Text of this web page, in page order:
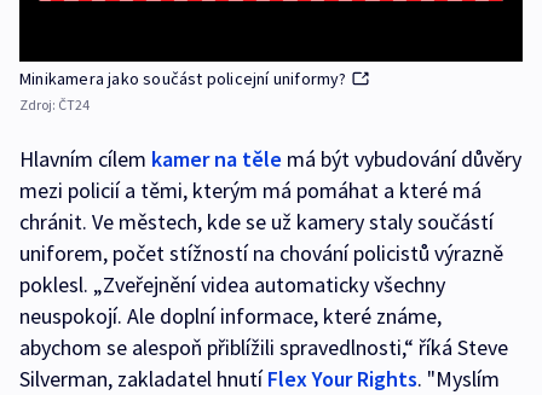
Minikamera jako součást policejní uniformy?
Zdroj: ČT24
Hlavním cílem kamer na těle má být vybudování důvěry
mezi policií a těmi, kterým má pomáhat a které má
chránit. Ve městech, kde se už kamery staly součástí
uniforem, počet stížností na chování policistů výrazně
poklesl. „Zveřejnění videa automaticky všechny
neuspokojí. Ale doplní informace, které známe,
abychom se alespoň přiblížili spravedlnosti,“ říká Steve
Silverman, zakladatel hnutíFlex Your Rights. "Myslím